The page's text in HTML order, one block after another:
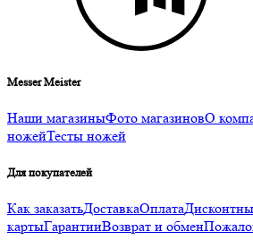
Messer Meister
Наши магазиныФото магазиновО
ножейТесты ножей
Для покупателей
Как заказатьДоставкаОплата
картыГарантииВозврат и обмен